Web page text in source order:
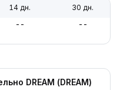
14 дн. 30 дн.
-- --
DREAM (DREAM)